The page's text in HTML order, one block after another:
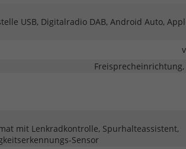
USB, Digitalradio DAB, Android Auto,
mit Lenkradkontrolle, Spurhalteassistent,
Sensor